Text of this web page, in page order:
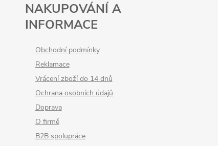
NAKUPOVÁNÍ A
INFORMACE
Obchodní podmínky
Reklamace
Vrácení zboží do 14 dnů
Ochrana osobních údajů
Doprava
O firmě
B2B spolupráce